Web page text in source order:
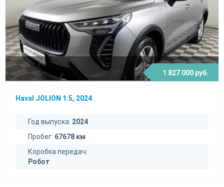
1 827 000 руб.
Haval JOLION 1.5, 2024
Год выпуска: 2024
Пробег: 67678 км
Коробка передач:
Робот